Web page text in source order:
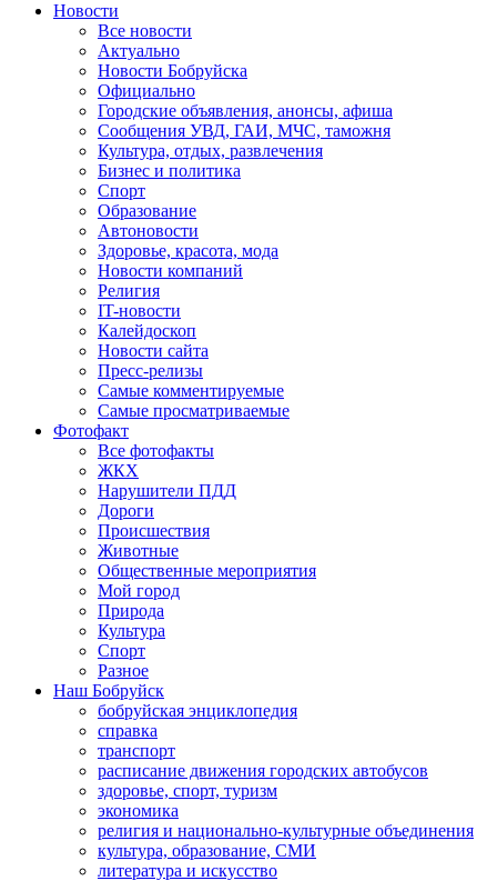
Новости
Все новости
Актуально
Новости Бобруйска
Официально
Городские объявления, анонсы, афиша
Сообщения УВД, ГАИ, МЧС, таможня
Культура, отдых, развлечения
Бизнес и политика
Спорт
Образование
Автоновости
Здоровье, красота, мода
Новости компаний
Религия
IT-новости
Калейдоскоп
Новости сайта
Пресс-релизы
Самые комментируемые
Самые просматриваемые
Фотофакт
Все фотофакты
ЖКХ
Нарушители ПДД
Дороги
Происшествия
Животные
Общественные мероприятия
Мой город
Природа
Культура
Спорт
Разное
Наш Бобруйск
бобруйская энциклопедия
справка
транспорт
расписание движения городских автобусов
здоровье, спорт, туризм
экономика
религия и национально-культурные объединения
культура, образование, СМИ
литература и искусство